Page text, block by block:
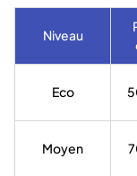
Niveau
Eco
Moyen